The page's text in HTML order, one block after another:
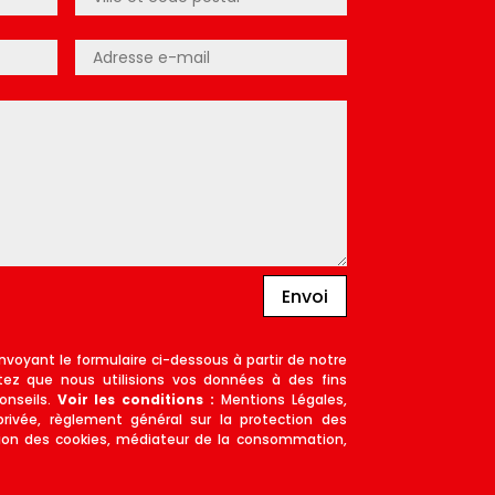
Envoi
le formulaire ci-dessous à partir de notre
que nous utilisions vos données à des fins
Voir les conditions : Mentions Légales,
règlement général sur la protection des
des cookies, médiateur de la consommation,